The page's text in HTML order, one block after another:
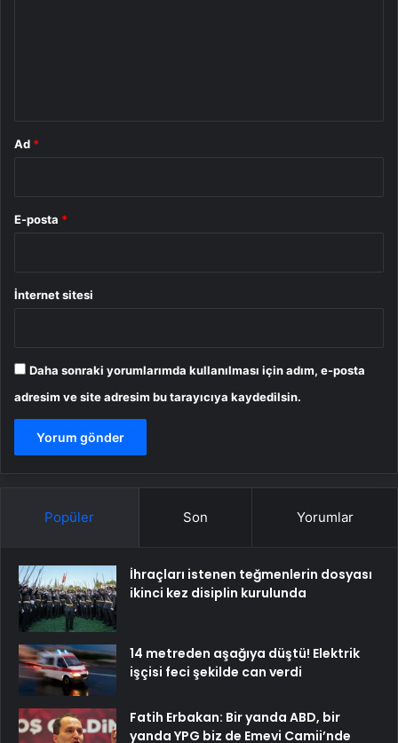
Ad *
E-posta *
İnternet sitesi
Daha sonraki yorumlarımda kullanılması için adım, e-posta
adresim ve site adresim bu tarayıcıya kaydedilsin.
Popüler Son Yorumlar
İhraçları istenen teğmenlerin dosyası
ikinci kez disiplin kurulunda
14 metreden aşağıya düştü! Elektrik
işçisi feci şekilde can verdi
Fatih Erbakan: Bir yanda ABD, bir
yanda YPG biz de Emevi Camii’nde